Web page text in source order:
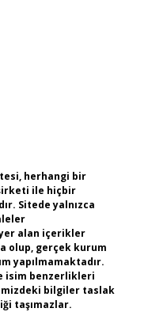
herhangi bir
ile hiçbir
Sitede yalnızca
alan içerikler
olup, gerçek kurum
yapılmamaktadır.
isim benzerlikleri
bilgiler taslak
taşımazlar.